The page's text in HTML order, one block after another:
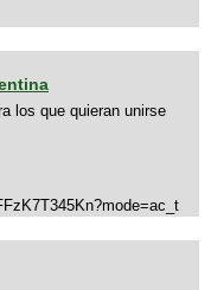
los que quieran unirse